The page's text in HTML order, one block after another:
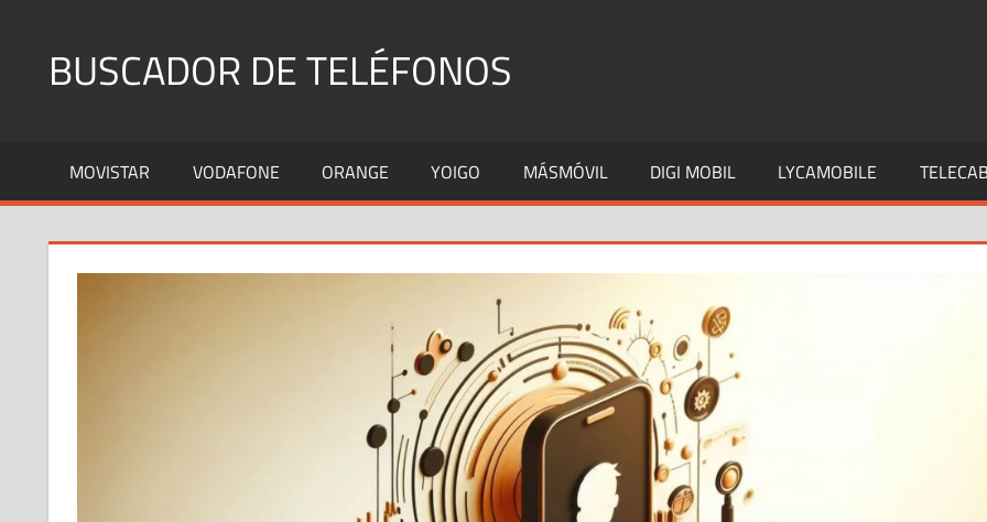
contenidoBUSCADOR DE TELÉFONOS
Fijos
y
MOVISTAR VODAFONE ORANGE YOIGO MÁSMÓVIL DIGI MOBIL LYCAMOBILE